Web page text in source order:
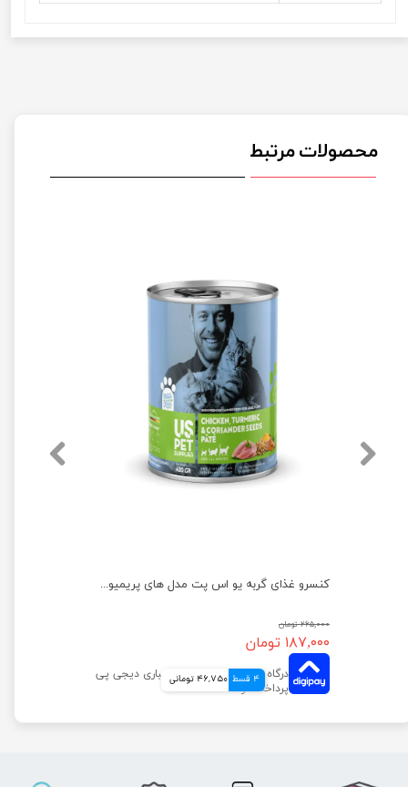
محصولات مرتبط
کنسرو غذای گربه یو اس پت مدل های پریمیوم با طعم مرغ و زردچوبه و گشنیز وزن 430 گرم
۲۶۵,۰۰۰ تومان
۱۸۷,۰۰۰ تومان
4 قسط 46,750 تومانی